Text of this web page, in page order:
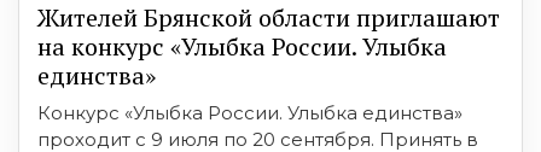
Жителей Брянской области приглашают
на конкурс «Улыбка России. Улыбка
единства»
Конкурс «Улыбка России. Улыбка единства»
проходит с 9 июля по 20 сентября. Принять в